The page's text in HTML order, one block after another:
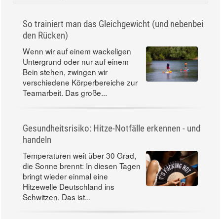
So trainiert man das Gleichgewicht (und nebenbei
den Rücken)
Wenn wir auf einem wackeligen
Untergrund oder nur auf einem
Bein stehen, zwingen wir
verschiedene Körperbereiche zur
Teamarbeit. Das große...
Gesundheitsrisiko: Hitze-Notfälle erkennen - und
handeln
Temperaturen weit über 30 Grad,
die Sonne brennt: In diesen Tagen
bringt wieder einmal eine
Hitzewelle Deutschland ins
Schwitzen. Das ist...